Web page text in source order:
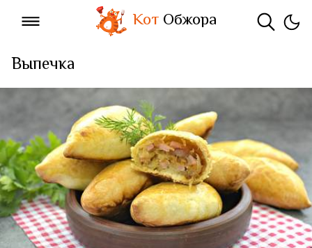
КотОбжора
Выпечка